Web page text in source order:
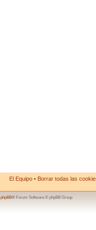
El Equipo • Borrar todas las
phpBB® Forum Software © phpBB Group